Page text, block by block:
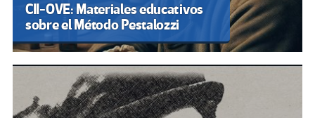
CII-OVE: Materiales educativos
sobre el Método Pestalozzi